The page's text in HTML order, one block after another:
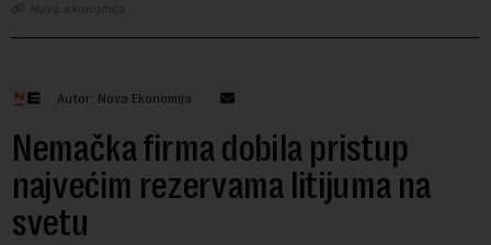
Nova ekonomija
Autor: Nova Ekonomija
Nemačka firma dobila pristup
najvećim rezervama litijuma na
svetu